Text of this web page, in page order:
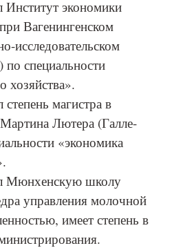
экономики
Вагенингенском
исследовательском
специальности
хозяйства».
магистра в
Лютера (Галле-
«экономика
Мюнхенскую школу
управления молочной
имеет степень в